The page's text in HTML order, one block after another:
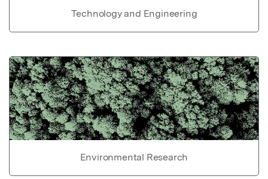
Technology and Engineering
Environmental Research